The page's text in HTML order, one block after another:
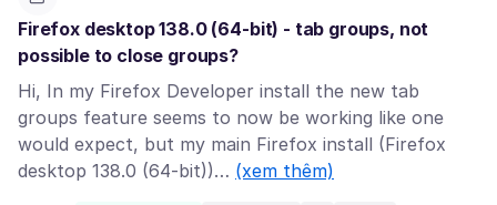
Firefox desktop 138.0 (64-bit) - tab groups, not
possible to close groups?
Hi, In my Firefox Developer install the new tab
groups feature seems to now be working like one
would expect, but my main Firefox install (Firefox
desktop 138.0 (64-bit))… (xem thêm)